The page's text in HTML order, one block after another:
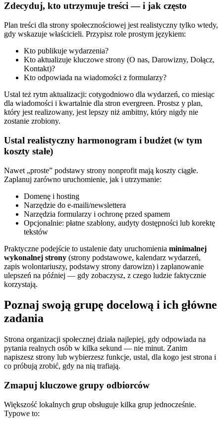
Zdecyduj, kto utrzymuje treści — i jak często
Plan treści dla strony społecznościowej jest realistyczny tylko wtedy,
gdy wskazuje właścicieli. Przypisz role prostym językiem:
Kto publikuje wydarzenia?
Kto aktualizuje kluczowe strony (O nas, Darowizny, Dołącz,
Kontakt)?
Kto odpowiada na wiadomości z formularzy?
Ustal też rytm aktualizacji: cotygodniowo dla wydarzeń, co miesiąc
dla wiadomości i kwartalnie dla stron evergreen. Prostsz y plan,
który jest realizowany, jest lepszy niż ambitny, który nigdy nie
zostanie zrobiony.
Ustal realistyczny harmonogram i budżet (w tym
koszty stałe)
Nawet „proste” podstawy strony nonprofit mają koszty ciągłe.
Zaplanuj zarówno uruchomienie, jak i utrzymanie:
Domenę i hosting
Narzędzie do e-maili/newslettera
Narzędzia formularzy i ochronę przed spamem
Opcjonalnie: płatne szablony, audyty dostępności lub korektę
tekstów
Praktyczne podejście to ustalenie daty uruchomienia minimalnej
wykonalnej strony (strony podstawowe, kalendarz wydarzeń,
zapis wolontariuszy, podstawy strony darowizn) i zaplanowanie
ulepszeń na później — gdy zobaczysz, z czego ludzie faktycznie
korzystają.
Poznaj swoją grupę docelową i ich główne
zadania
Strona organizacji społecznej działa najlepiej, gdy odpowiada na
pytania realnych osób w kilka sekund — nie minut. Zanim
napiszesz strony lub wybierzesz funkcje, ustal, dla kogo jest strona i
co próbują zrobić, gdy na nią trafiają.
Zmapuj kluczowe grupy odbiorców
Większość lokalnych grup obsługuje kilka grup jednocześnie.
Typowe to: